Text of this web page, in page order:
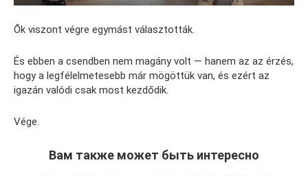
Ők viszont végre egymást választották.
És ebben a csendben nem magány volt — hanem az az érzés,
hogy a legfélelmetesebb már mögöttük van, és ezért az
igazán valódi csak most kezdődik.
Vége.
Вам также может быть интересно